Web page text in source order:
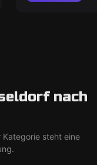
nach
steht eine